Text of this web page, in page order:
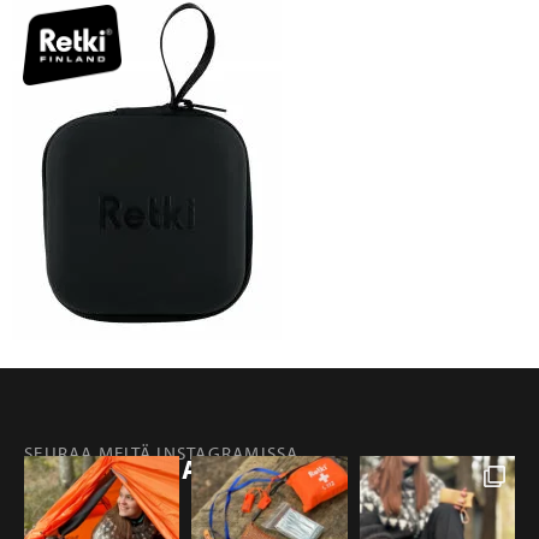
SEURAA MEITÄ INSTAGRAMISSA
@RETKIFINLAND